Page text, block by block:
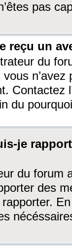
pas
reçu un
du
Contactez
du
je
du forum
des